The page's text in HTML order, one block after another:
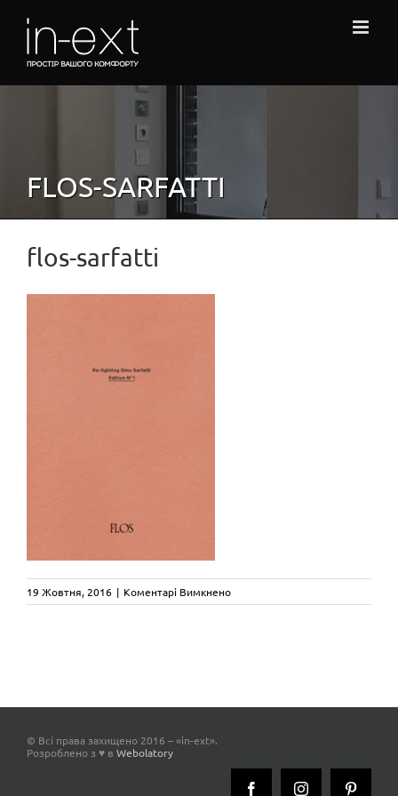
FLOS-SARFATTI
flos-sarfatti
19 Жовтня, 2016 | Коментарі Вимкненодо
flos-
© Всі права захищено 2016 – «in-ext».
Розроблено з ♥ в Webolatory